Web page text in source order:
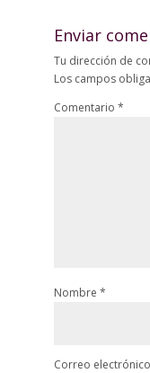
Enviar
Tu dirección de
Los campos
Comentario *
Nombre *
Correo electrónico